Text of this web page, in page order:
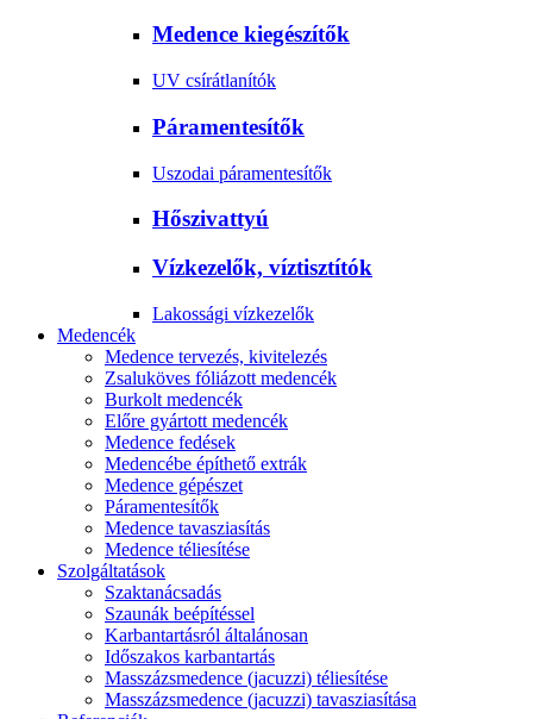
Medence kiegészítők
UV csírátlanítók
Páramentesítők
Uszodai páramentesítők
Hőszivattyú
Vízkezelők, víztisztítók
Lakossági vízkezelők
Medencék
Medence tervezés, kivitelezés
Zsaluköves fóliázott medencék
Burkolt medencék
Előre gyártott medencék
Medence fedések
Medencébe építhető extrák
Medence gépészet
Páramentesítők
Medence tavasziasítás
Medence téliesítése
Szolgáltatások
Szaktanácsadás
Szaunák beépítéssel
Karbantartásról általánosan
Időszakos karbantartás
Masszázsmedence (jacuzzi) téliesítése
Masszázsmedence (jacuzzi) tavasziasítása